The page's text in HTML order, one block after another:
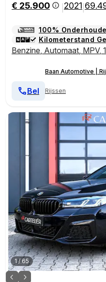
€ 25.900 2021
100%
Kilometerstand
Benzine, Automaat, MPV,
Baan Automotive |
Rijssen
Bel
1/65